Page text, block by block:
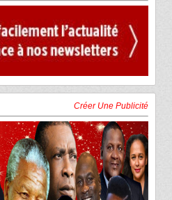
Créer Une Publicité